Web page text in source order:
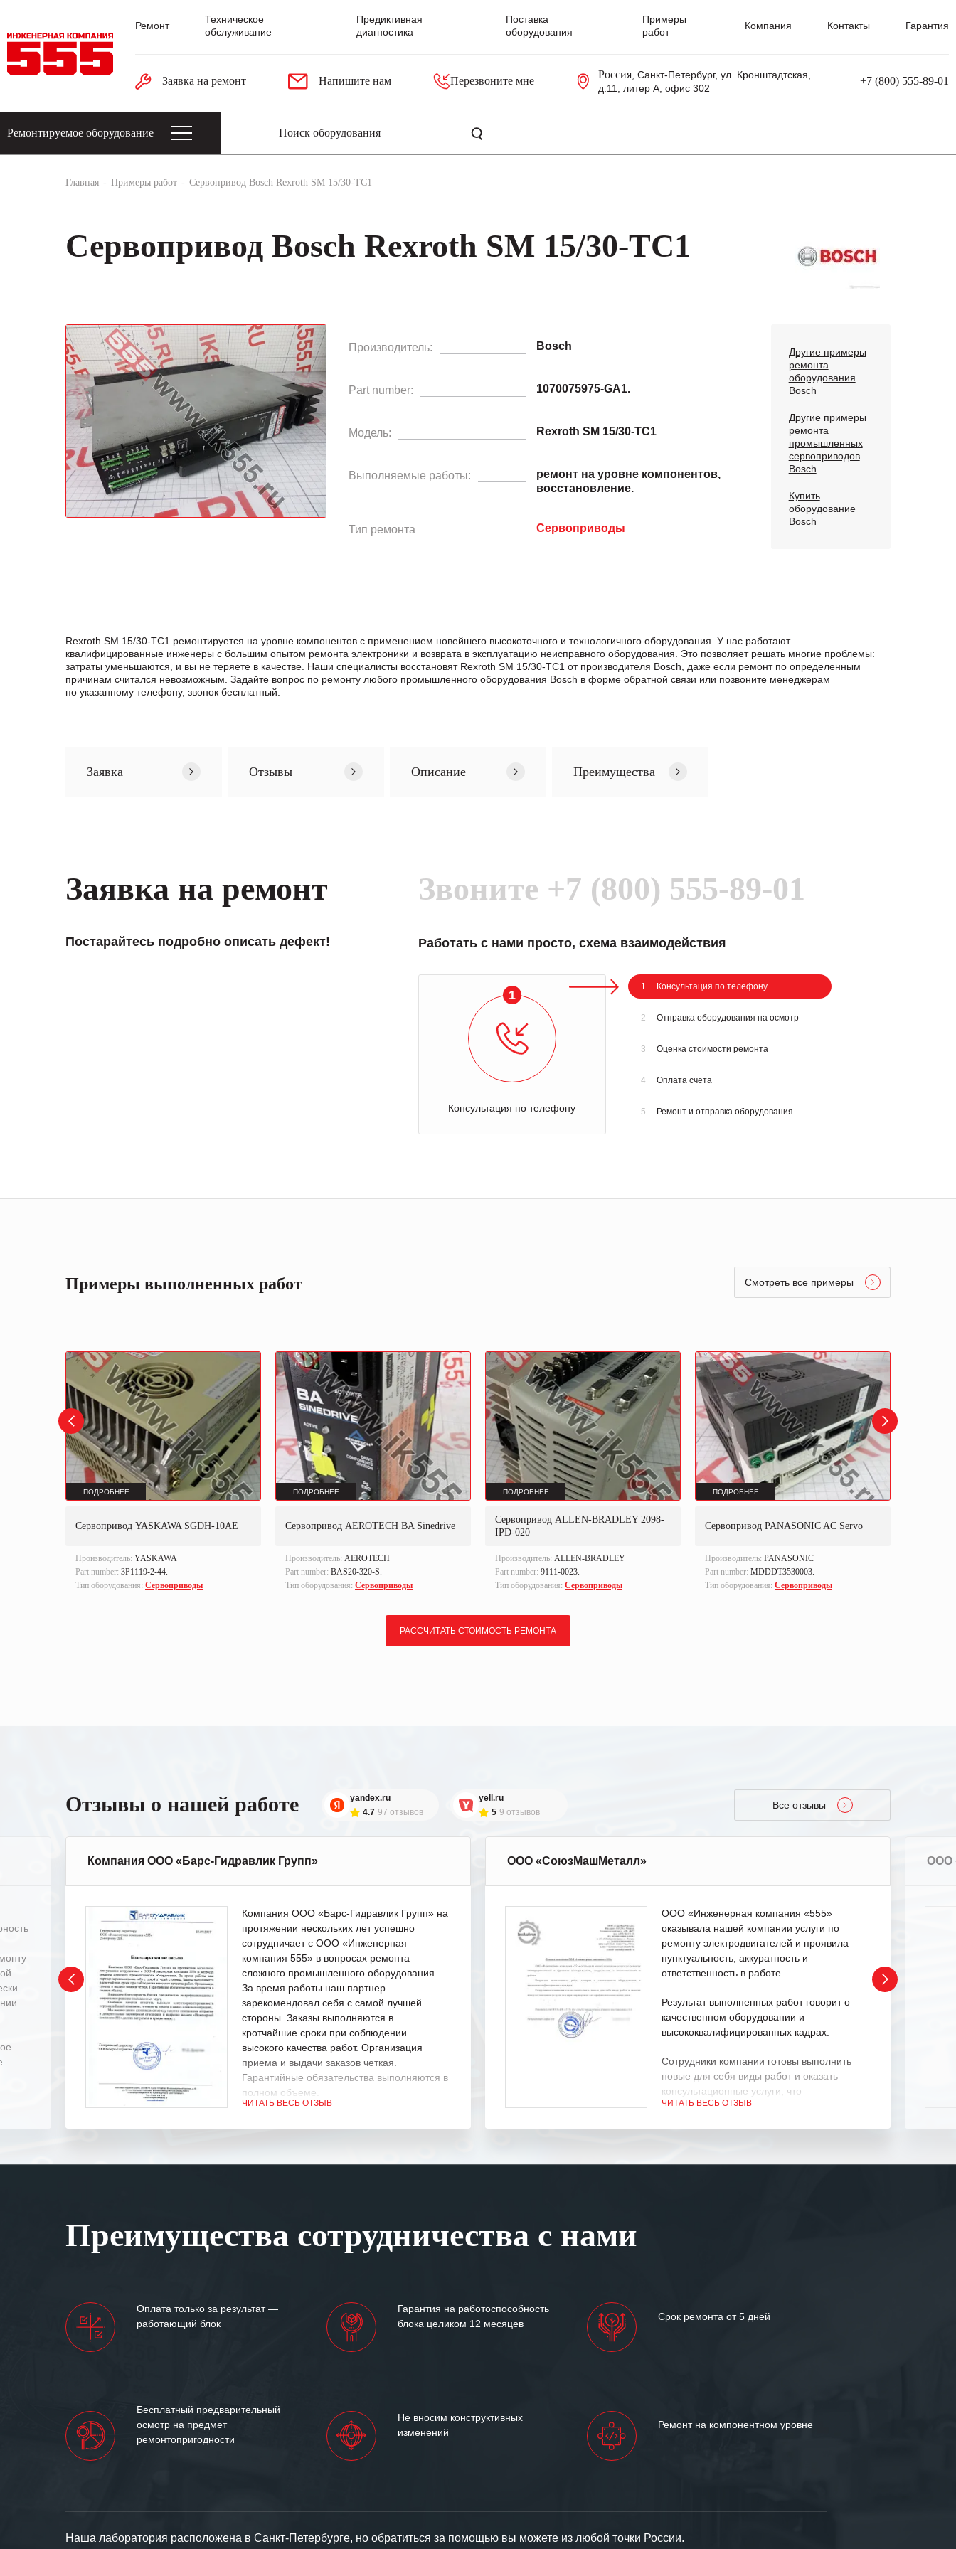
Ремонт
Техническое
обслуживание
Предиктивная
диагностика
Поставка
оборудования
Примеры
работ
Компания Контакты Гарантия
Заявка на ремонт Напишите нам Перезвоните мне
Россия, Санкт-Петербург, ул. Кронштадтская,
д.11, литер А, офис 302
+7 (800) 555-89-01
Ремонтируемое оборудование
Главная Примеры работ Сервопривод Bosch Rexroth SM 15/30-TC1
Сервопривод Bosch Rexroth SM 15/30-TC1
Производитель: Bosch
Part number: 1070075975-GA1.
Модель: Rexroth SM 15/30-TC1
Выполняемые работы:
ремонт на уровне компонентов,
восстановление.
Тип ремонта Сервоприводы
Другие примеры
ремонта
оборудования
Bosch
Другие примеры
ремонта
промышленных
сервоприводов
Bosch
Купить
оборудование
Bosch
Rexroth SM 15/30-TC1 ремонтируется на уровне компонентов с применением новейшего высокоточного и технологичного оборудования. У нас работают
квалифицированные инженеры с большим опытом ремонта электроники и возврата в эксплуатацию неисправного оборудования. Это позволяет решать многие проблемы:
затраты уменьшаются, и вы не теряете в качестве. Наши специалисты восстановят Rexroth SM 15/30-TC1 от производителя Bosch, даже если ремонт по определенным
причинам считался невозможным. Задайте вопрос по ремонту любого промышленного оборудования Bosch в формe обратной связи или позвоните менеджерам
по указанному телефону, звонок бесплатный.
Заявка Отзывы Описание Преимущества
Заявка на ремонт
Постарайтесь подробно описать дефект!
Звоните +7 (800) 555-89-01
Работать с нами просто, схема взаимодействия
1
Консультация по телефону
1 Консультация по телефону
2 Отправка оборудования на осмотр
3 Оценка стоимости ремонта
4 Оплата счета
5 Ремонт и отправка оборудования
Примеры выполненных работ Смотреть все примеры
ПОДРОБНЕЕ
Сервопривод YASKAWA SGDH-10AE
Производитель: YASKAWA
Part number: 3P1119-2-44.
Тип оборудования: Сервоприводы
ПОДРОБНЕЕ
Сервопривод AEROTECH BA Sinedrive
Производитель: AEROTECH
Part number: BAS20-320-S.
Тип оборудования: Сервоприводы
ПОДРОБНЕЕ
Сервопривод ALLEN-BRADLEY 2098-
IPD-020
Производитель: ALLEN-BRADLEY
Part number: 9111-0023.
Тип оборудования: Сервоприводы
ПОДРОБНЕЕ
Сервопривод PANASONIC AC Servo
Производитель: PANASONIC
Part number: MDDDT3530003.
Тип оборудования: Сервоприводы
РАССЧИТАТЬ СТОИМОСТЬ РЕМОНТА
Отзывы о нашей работе
yandex.ru
4.7 97 отзывов
yell.ru
5 9 отзывов
Все отзывы
Компания ООО «Барс-Гидравлик Групп»
Компания ООО «Барс-Гидравлик Групп» на
протяжении нескольких лет успешно
сотрудничает с ООО «Инженерная
компания 555» в вопросах ремонта
сложного промышленного оборудования.
За время работы наш партнер
зарекомендовал себя с самой лучшей
стороны. Заказы выполняются в
кротчайшие сроки при соблюдении
высокого качества работ. Организация
приема и выдачи заказов четкая.
Гарантийные обязательства выполняются в
полном объеме.
Мы высоко ценим сложившиеся между
«555» долгих лет успеха и процветания.
ЧИТАТЬ ВЕСЬ ОТЗЫВ
ООО «СоюзМашМеталл»
ООО «Инженерная компания «555»
оказывала нашей компании услуги по
ремонту электродвигателей и проявила
пунктуальность, аккуратность и
ответственность в работе.
Результат выполненных работ говорит о
качественном оборудовании и
высококвалифицированных кадрах.
Сотрудники компании готовы выполнить
новые для себя виды работ и оказать
консультационные услуги, что
характеризует их как профессионалов
ответственного и надежного поставщика
ЧИТАТЬ ВЕСЬ ОТЗЫВ
ООО
Преимущества сотрудничества с нами
Оплата только за результат —
работающий блок
Гарантия на работоспособность
блока целиком 12 месяцев
Срок ремонта от 5 дней
Бесплатный предварительный
осмотр на предмет
ремонтопригодности
Не вносим конструктивных
изменений
Ремонт на компонентном уровне
Наша лаборатория расположена в Санкт-Петербурге, но обратиться за помощью вы можете из любой точки России.